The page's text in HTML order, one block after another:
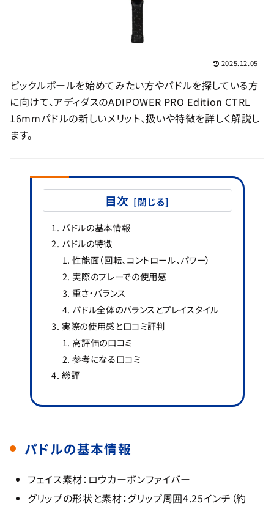
2025.12.05
ピックルボールを始めてみたい方やパドルを探している方
に向けて、アディダスのADIPOWER PRO Edition CTRL
16mmパドルの新しいメリット、扱いや特徴を詳しく解説し
ます。
目次
パドルの基本情報
パドルの特徴
性能面（回転、コントロール、パワー）
実際のプレーでの使用感
重さ・バランス
パドル全体のバランスとプレイスタイル
実際の使用感と口コミ評判
高評価の口コミ
参考になる口コミ
総評
パドルの基本情報
フェイス素材：ロウカーボンファイバー
グリップの形状と素材：グリップ周囲4.25インチ（約